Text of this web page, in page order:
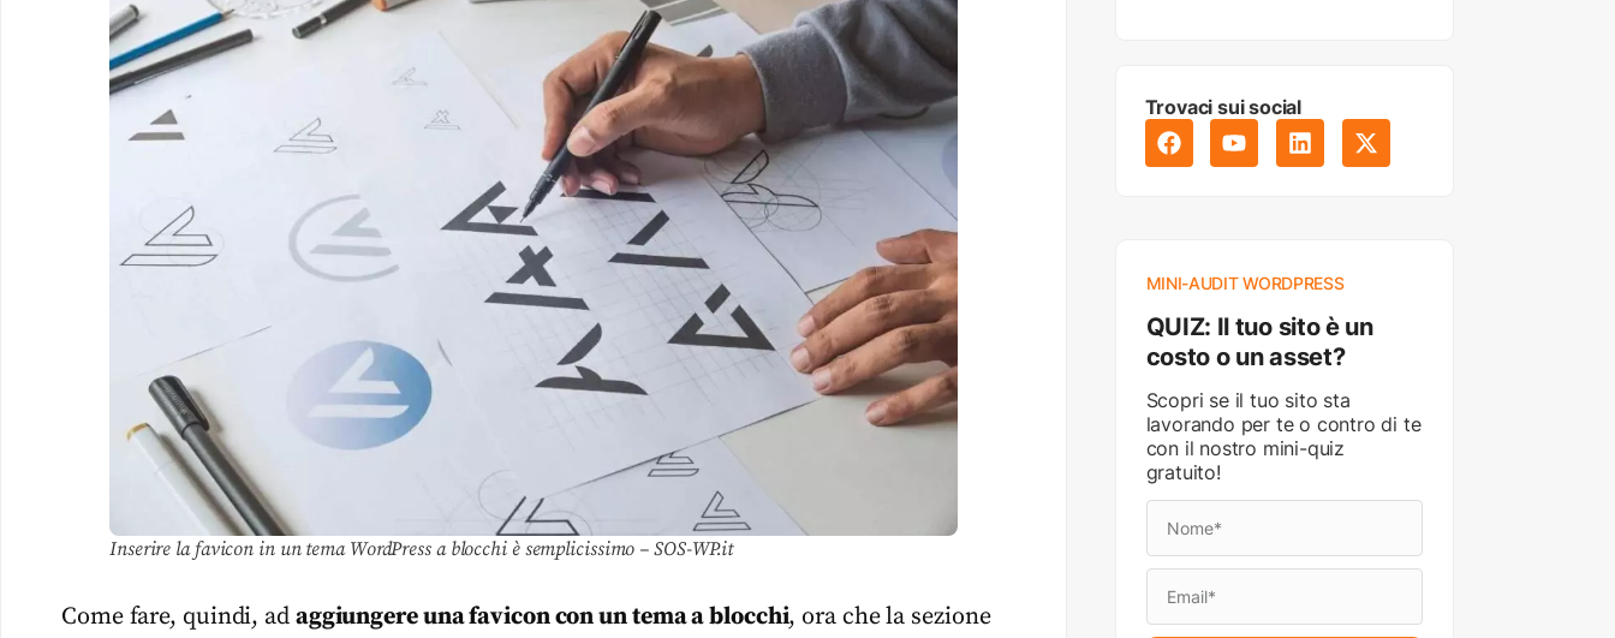
Inserire la favicon in un tema WordPress a blocchi è semplicissimo – SOS-WP.it
Come fare, quindi, ad aggiungere una favicon con un tema a blocchi, ora che la sezione
Trovaci sui social
MINI-AUDIT WORDPRESS
QUIZ: Il tuo sito è un
costo o un asset?
Scopri se il tuo sito sta
lavorando per te o contro di te
con il nostro mini-quiz
gratuito!